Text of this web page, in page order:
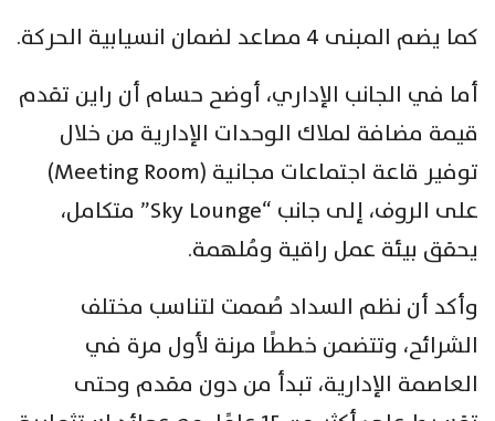
كما يضم المبنى 4 مصاعد لضمان انسيابية الحركة.
أما في الجانب الإداري، أوضح حسام أن راين تقدم
قيمة مضافة لملاك الوحدات الإدارية من خلال
توفير قاعة اجتماعات مجانية (Meeting Room)
على الروف، إلى جانب “Sky Lounge” متكامل،
يحقق بيئة عمل راقية ومُلهمة.
وأكد أن نظم السداد صُممت لتناسب مختلف
الشرائح، وتتضمن خططًا مرنة لأول مرة في
العاصمة الإدارية، تبدأ من دون مقدم وحتى